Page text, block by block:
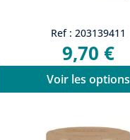
Ref : 203139411
9,70 €
Voir les options